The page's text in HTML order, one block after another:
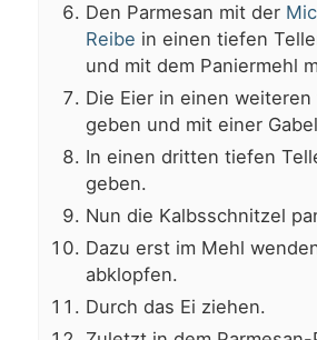
Den Parmesan mit der
Reibe in einen tiefen
und mit dem Paniermehl
Die Eier in einen
geben und mit einer
In einen dritten tiefen
geben.
Nun die Kalbsschnitzel
Dazu erst im Mehl
abklopfen.
Durch das Ei ziehen.